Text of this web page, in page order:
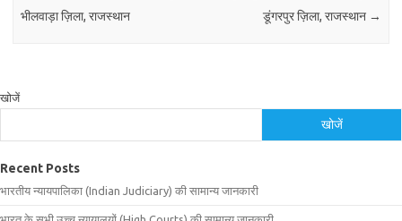
भीलवाड़ा ज़िला, राजस्थान
डूंगरपुर ज़िला, राजस्थान →
खोजें
खोजें
Recent Posts
भारतीय न्यायपालिका (Indian Judiciary) की सामान्य जानकारी